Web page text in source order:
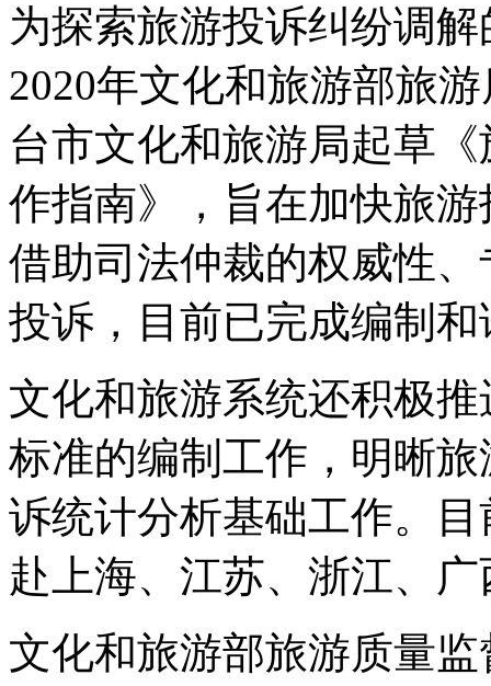
为探索旅游投诉纠纷调
2020年文化和旅游部旅
台市文化和旅游局起草
作指南》，旨在加快旅
借助司法仲裁的权威性
投诉，目前已完成编制
文化和旅游系统还积极
标准的编制工作，明晰
诉统计分析基础工作。
赴上海、江苏、浙江、
文化和旅游部旅游质量